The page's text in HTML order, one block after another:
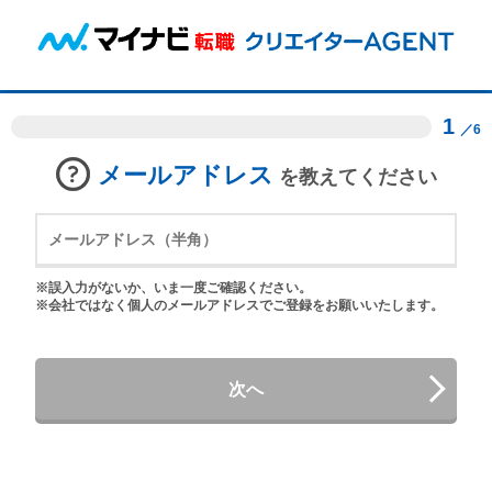
1 ／6
メールアドレス を教えてください
※誤入力がないか、いま一度ご確認ください。
※会社ではなく個人のメールアドレスでご登録をお願いいたします。
次へ